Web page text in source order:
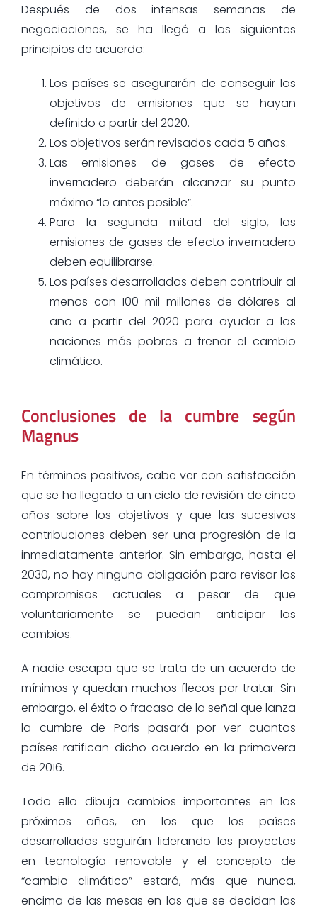
Después de dos intensas semanas de
negociaciones, se ha llegó a los siguientes
principios de acuerdo:
Los países se asegurarán de conseguir los
objetivos de emisiones que se hayan
definido a partir del 2020.
Los objetivos serán revisados cada 5 años.
Las emisiones de gases de efecto
invernadero deberán alcanzar su punto
máximo “lo antes posible”.
Para la segunda mitad del siglo, las
emisiones de gases de efecto invernadero
deben equilibrarse.
Los países desarrollados deben contribuir al
menos con 100 mil millones de dólares al
año a partir del 2020 para ayudar a las
naciones más pobres a frenar el cambio
climático.
Conclusiones de la cumbre según
Magnus
En términos positivos, cabe ver con satisfacción
que se ha llegado a un ciclo de revisión de cinco
años sobre los objetivos y que las sucesivas
contribuciones deben ser una progresión de la
inmediatamente anterior. Sin embargo, hasta el
2030, no hay ninguna obligación para revisar los
compromisos actuales a pesar de que
voluntariamente se puedan anticipar los
cambios.
A nadie escapa que se trata de un acuerdo de
mínimos y quedan muchos flecos por tratar. Sin
embargo, el éxito o fracaso de la señal que lanza
la cumbre de Paris pasará por ver cuantos
países ratifican dicho acuerdo en la primavera
de 2016.
Todo ello dibuja cambios importantes en los
próximos años, en los que los países
desarrollados seguirán liderando los proyectos
en tecnología renovable y el concepto de
“cambio climático” estará, más que nunca,
encima de las mesas en las que se decidan las